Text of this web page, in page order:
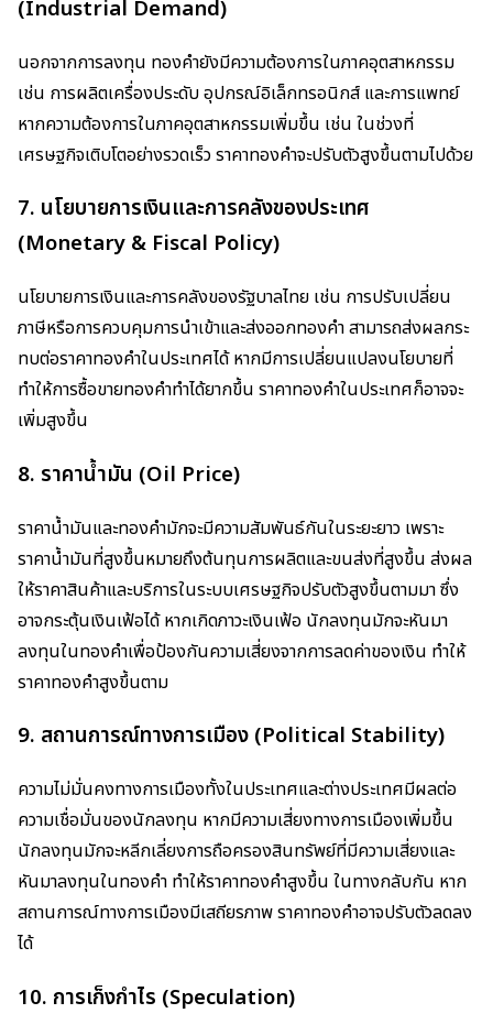
(Industrial Demand)
นอกจากการลงทุน ทองคำยังมีความต้องการในภาคอุตสาหกรรม
เช่น การผลิตเครื่องประดับ อุปกรณ์อิเล็กทรอนิกส์ และการแพทย์
หากความต้องการในภาคอุตสาหกรรมเพิ่มขึ้น เช่น ในช่วงที่
เศรษฐกิจเติบโตอย่างรวดเร็ว ราคาทองคำจะปรับตัวสูงขึ้นตามไปด้วย
7. นโยบายการเงินและการคลังของประเทศ
(Monetary & Fiscal Policy)
นโยบายการเงินและการคลังของรัฐบาลไทย เช่น การปรับเปลี่ยน
ภาษีหรือการควบคุมการนำเข้าและส่งออกทองคำ สามารถส่งผลกระ
ทบต่อราคาทองคำในประเทศได้ หากมีการเปลี่ยนแปลงนโยบายที่
ทำให้การซื้อขายทองคำทำได้ยากขึ้น ราคาทองคำในประเทศก็อาจจะ
เพิ่มสูงขึ้น
8. ราคาน้ำมัน (Oil Price)
ราคาน้ำมันและทองคำมักจะมีความสัมพันธ์กันในระยะยาว เพราะ
ราคาน้ำมันที่สูงขึ้นหมายถึงต้นทุนการผลิตและขนส่งที่สูงขึ้น ส่งผล
ให้ราคาสินค้าและบริการในระบบเศรษฐกิจปรับตัวสูงขึ้นตามมา ซึ่ง
อาจกระตุ้นเงินเฟ้อได้ หากเกิดภาวะเงินเฟ้อ นักลงทุนมักจะหันมา
ลงทุนในทองคำเพื่อป้องกันความเสี่ยงจากการลดค่าของเงิน ทำให้
ราคาทองคำสูงขึ้นตาม
9. สถานการณ์ทางการเมือง (Political Stability)
ความไม่มั่นคงทางการเมืองทั้งในประเทศและต่างประเทศมีผลต่อ
ความเชื่อมั่นของนักลงทุน หากมีความเสี่ยงทางการเมืองเพิ่มขึ้น
นักลงทุนมักจะหลีกเลี่ยงการถือครองสินทรัพย์ที่มีความเสี่ยงและ
หันมาลงทุนในทองคำ ทำให้ราคาทองคำสูงขึ้น ในทางกลับกัน หาก
สถานการณ์ทางการเมืองมีเสถียรภาพ ราคาทองคำอาจปรับตัวลดลง
ได้
10. การเก็งกำไร (Speculation)